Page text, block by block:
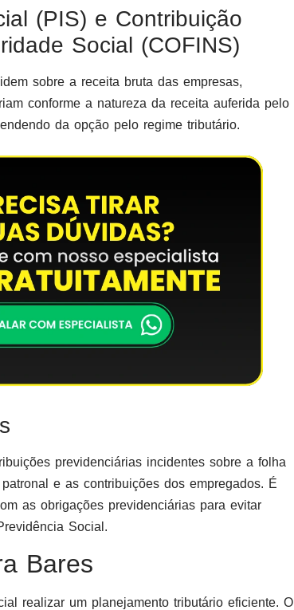
(PIS) e Contribuição
Social (COFINS)
sobre a receita bruta das empresas,
conforme a natureza da receita auferida pelo
da opção pelo regime tributário.
previdenciárias incidentes sobre a folha
e as contribuições dos empregados. É
as obrigações previdenciárias para evitar
Social.
Bares
realizar um planejamento tributário eficiente. O